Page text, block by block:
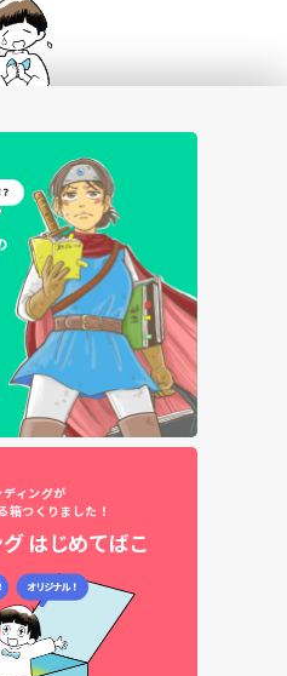
ィングが
箱つくりました！
はじめてばこ